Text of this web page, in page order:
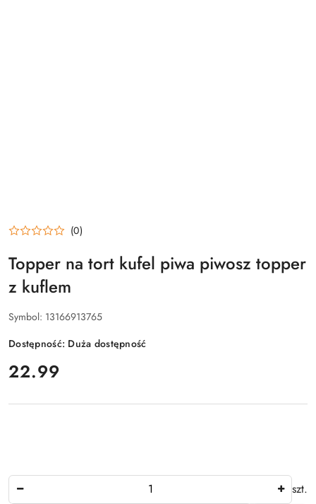
(0)
Topper na tort kufel piwa piwosz topper
z kuflem
Symbol: 13166913765
Dostępność: Duża dostępność
cena:
22.99
szt.